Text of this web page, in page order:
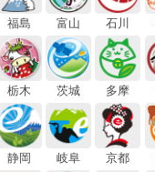
福島 富山 石川
栃木 茨城 多摩
静岡 岐阜 京都